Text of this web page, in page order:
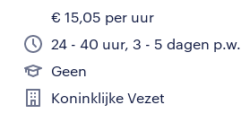
€ 15,05 per uur
24 - 40 uur, 3 - 5 dagen p.w.
Geen
Koninklijke Vezet